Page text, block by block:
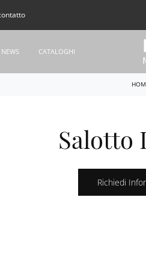
NEWS CATALOGHI
Salotto
Richiedi